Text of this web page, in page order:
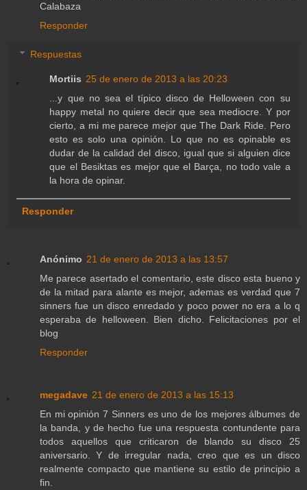
Calabaza
Responder
Respuestas
Mortiis 25 de enero de 2013 a las 20:23
...y que no sea el típico disco de Helloween con su
happy metal no quiere decir que sea mediocre. Y por
cierto, a mi me parece mejor que The Dark Ride. Pero
esto es solo una opinión. Lo que no es opinable es
dudar de la calidad del disco, igual que si alguien dice
que el Besiktas es mejor que el Barça, no todo vale a
la hora de opinar.
Responder
Anónimo 21 de enero de 2013 a las 13:57
Me parece asertado el comentario, este disco esta bueno y
de la mitad para alante es mejor, ademas es verdad que 7
sinners fue un disco enredado y poco power no era a lo q
esperaba de helloween. Bien dicho. Felicitaciones por el
blog
Responder
megadave 21 de enero de 2013 a las 15:13
En mi opinión 7 Sinners es uno de los mejores álbumes de
la banda, y de hecho fue una respuesta contundente para
todos aquellos que criticaron de blando su disco 25
aniversario. Y de irregular nada, creo que es un disco
realmente compacto que mantiene su estilo de principio a
fin.